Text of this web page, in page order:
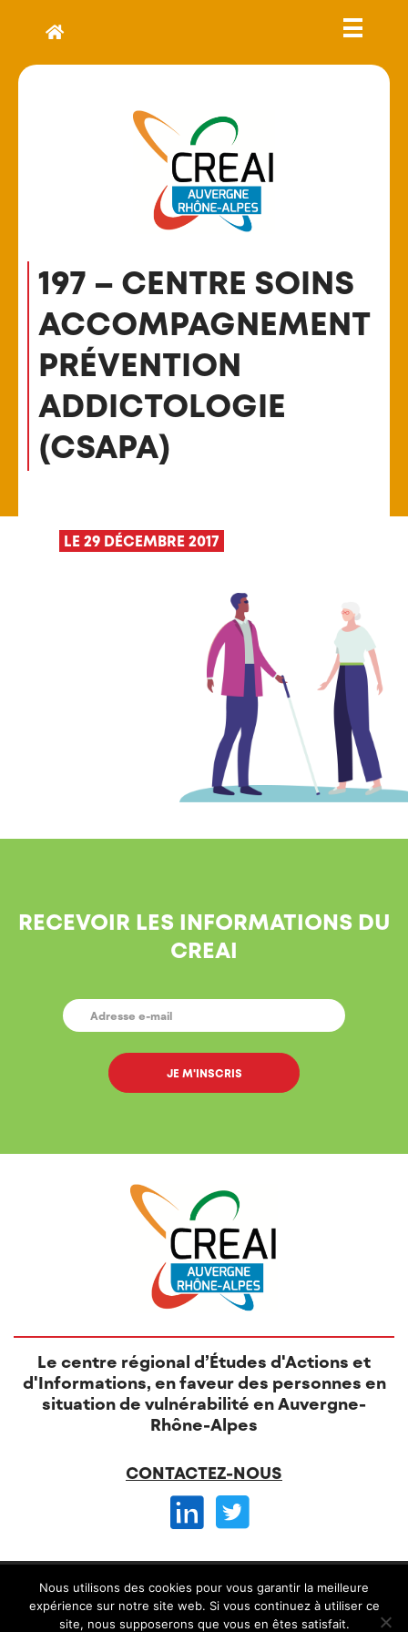
197 – CENTRE SOINS
ACCOMPAGNEMENT
PRÉVENTION
ADDICTOLOGIE
(CSAPA)
LE 29 DÉCEMBRE 2017
RECEVOIR LES INFORMATIONS DU
CREAI
E-
MAIL *
Le centre régional d’Études d'Actions et
d'Informations, en faveur des personnes en
situation de vulnérabilité en Auvergne-
Rhône-Alpes
CONTACTEZ-NOUS
© CREAI 2026 -
Mentions légales
CGV et règlement intérieur
Nous utilisons des cookies pour vous garantir la meilleure
expérience sur notre site web. Si vous continuez à utiliser ce
site, nous supposerons que vous en êtes satisfait.